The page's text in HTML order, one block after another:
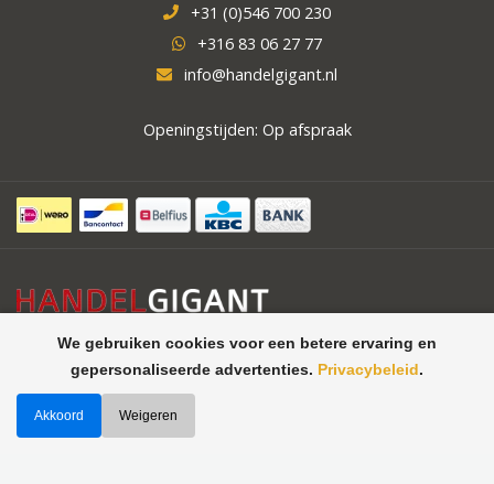
We gebruiken cookies voor een betere ervaring en
gepersonaliseerde advertenties. Privacybeleid.
Akkoord Weigeren
+31 (0)546 700 230
+316 83 06 27 77
info@handelgigant.nl
Openingstijden: Op afspraak